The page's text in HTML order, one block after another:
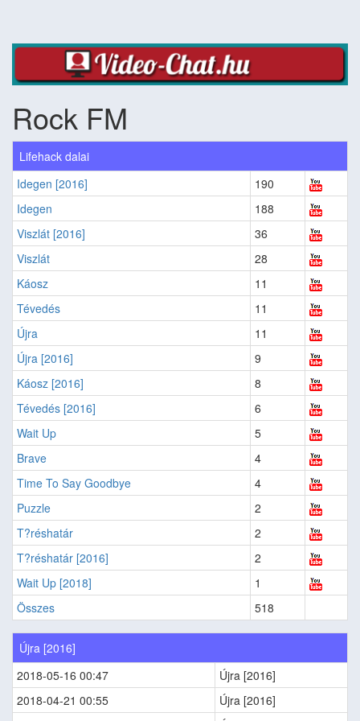
Rock FM
Lifehack dalai
Idegen [2016]
190
Idegen
188
Viszlát [2016]
36
Viszlát
28
Káosz
11
Tévedés
11
Újra
11
Újra [2016]
9
Káosz [2016]
8
Tévedés [2016]
6
Wait Up
5
Brave
4
Time To Say Goodbye
4
Puzzle
2
T?réshatár
2
T?réshatár [2016]
2
Wait Up [2018]
1
Összes
518
Újra [2016]
2018-05-16 00:47
Újra [2016]
2018-04-21 00:55
Újra [2016]